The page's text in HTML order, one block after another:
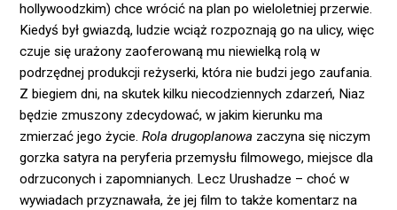
hollywoodzkim) chce wrócić na plan po wieloletniej przerwie.
Kiedyś był gwiazdą, ludzie wciąż rozpoznają go na ulicy, więc
czuje się urażony zaoferowaną mu niewielką rolą w
podrzędnej produkcji reżyserki, która nie budzi jego zaufania.
Z biegiem dni, na skutek kilku niecodziennych zdarzeń, Niaz
będzie zmuszony zdecydować, w jakim kierunku ma
zmierzać jego życie.Rola drugoplanowa zaczyna się niczym
gorzka satyra na peryferia przemysłu filmowego, miejsce dla
odrzuconych i zapomnianych. Lecz Urushadze – choć w
wywiadach przyznawała, że jej film to także komentarz na